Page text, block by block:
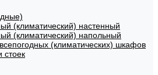
(климатический) настенный
(климатический) напольный
(климатических) шкафов
стоек